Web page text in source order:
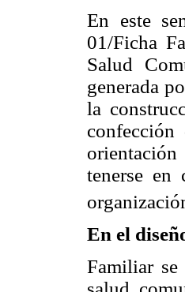
En este
01/Ficha
Salud
generada
la
tenerse
En el
Familiar